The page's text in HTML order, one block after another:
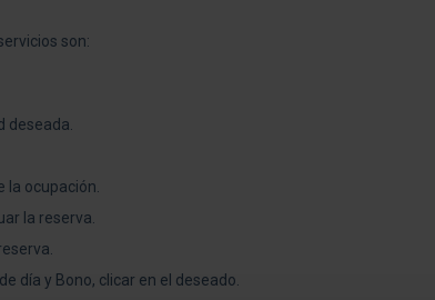
son:
deseada.
la ocupación.
la reserva.
día y Bono, clicar en el deseado.